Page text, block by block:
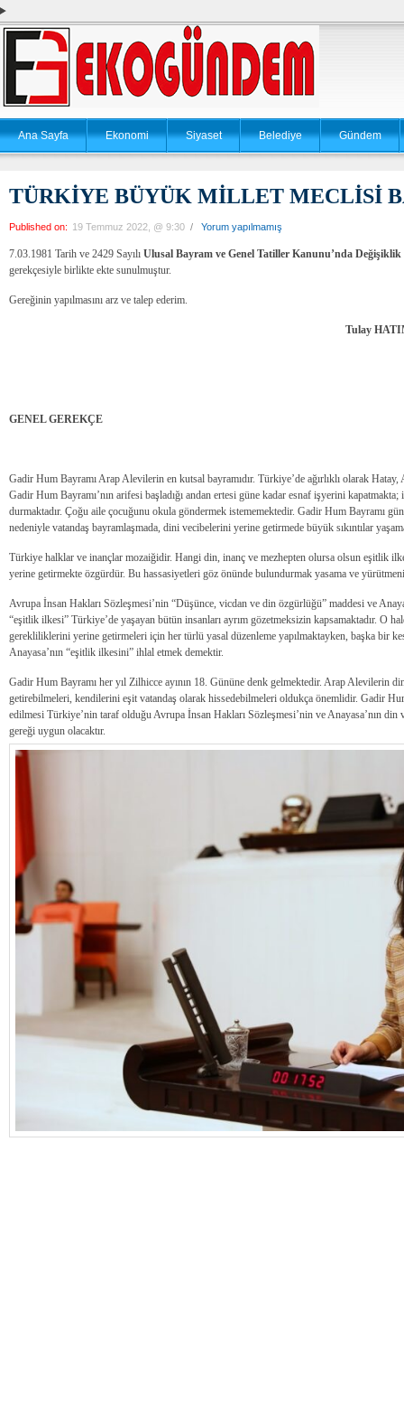
Ana Sayfa Ekonomi Siyaset Belediye Gündem
TÜRKİYE BÜYÜK MİLLET MECLİSİ
Published on: 19 Temmuz 2022, @ 9:30 / Yorum yapılmamış
7.03.1981 Tarih ve 2429 Sayılı Ulusal Bayram ve Genel Tatiller Kanunu’nda
gerekçesiyle birlikte ekte sunulmuştur.
Gereğinin yapılmasını arz ve talep ederim.
Tulay
GENEL GEREKÇE
Gadir Hum Bayramı Arap Alevilerin en kutsal bayramıdır. Türkiye’de ağırlıklı olarak
Gadir Hum Bayramı’nın arifesi başladığı andan ertesi güne kadar esnaf işyerini
durmaktadır. Çoğu aile çocuğunu okula göndermek istememektedir. Gadir Hum Bayramı
nedeniyle vatandaş bayramlaşmada, dini vecibelerini yerine getirmede büyük sıkıntılar
Türkiye halklar ve inançlar mozaiğidir. Hangi din, inanç ve mezhepten olursa olsun eşitlik
yerine getirmekte özgürdür. Bu hassasiyetleri göz önünde bulundurmak yasama ve
Avrupa İnsan Hakları Sözleşmesi’nin “Düşünce, vicdan ve din özgürlüğü” maddesi ve
“eşitlik ilkesi” Türkiye’de yaşayan bütün insanları ayrım gözetmeksizin kapsamaktadır. O
gerekliliklerini yerine getirmeleri için her türlü yasal düzenleme yapılmaktayken, başka bir
Anayasa’nın “eşitlik ilkesini” ihlal etmek demektir.
Gadir Hum Bayramı her yıl Zilhicce ayının 18. Gününe denk gelmektedir. Arap Alevilerin
getirebilmeleri, kendilerini eşit vatandaş olarak hissedebilmeleri oldukça önemlidir. Gadir
edilmesi Türkiye’nin taraf olduğu Avrupa İnsan Hakları Sözleşmesi’nin ve Anayasa’nın
gereği uygun olacaktır.